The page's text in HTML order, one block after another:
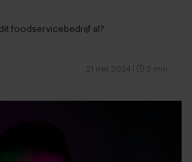
foodservicebedrijf al?
21 mei 2024 3 min